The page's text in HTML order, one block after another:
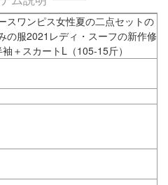
スワンピス女性夏の二点セットの
の服2021レディ・スーフの新作修
＋スカートL（105-15斤）